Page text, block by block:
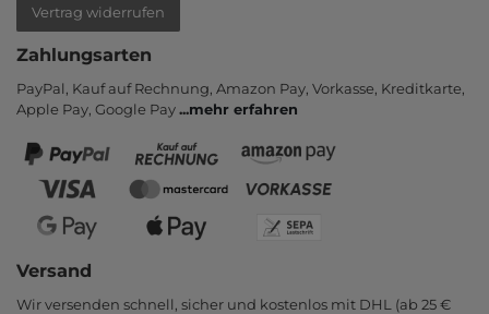
Vertrag widerrufen
Zahlungsarten
PayPal, Kauf auf Rechnung, Amazon Pay, Vor­kasse, Kredit­karte,
Apple Pay, Google Pay...mehr erfahren
Versand
Wir versenden schnell, sicher und kostenlos mit DHL (ab 25 €